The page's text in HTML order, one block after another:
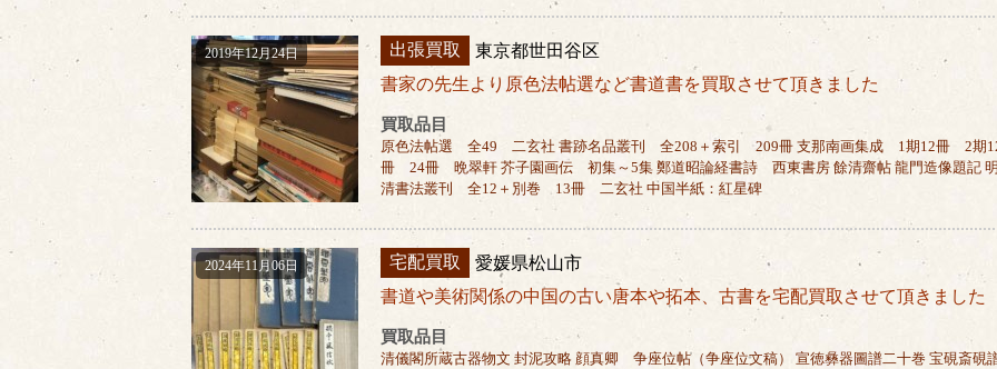
2019年12月24日 出張買取
東京都世田谷区
書家の先生より原色法帖選など書道書を買取させて頂きました
買取品目
原色法帖選 全49 二玄社 書跡名品叢刊 全208＋索引 209冊 支那南画集成 1期12冊 2期
冊 24冊 晩翠軒 芥子園画伝 初集～5集 鄭道昭論経書詩 西東書房 餘清齋帖 龍門造像題記
清書法叢刊 全12＋別巻 13冊 二玄社 中国半紙：紅星碑
2024年11月06日 宅配買取
愛媛県松山市
書道や美術関係の中国の古い唐本や拓本、古書を宅配買取させて頂きました
買取品目
清儀閣所蔵古器物文 封泥攻略 顔真卿 争座位帖（争座位文稿） 宣徳彝器圖譜二十巻 宝硯斎硯